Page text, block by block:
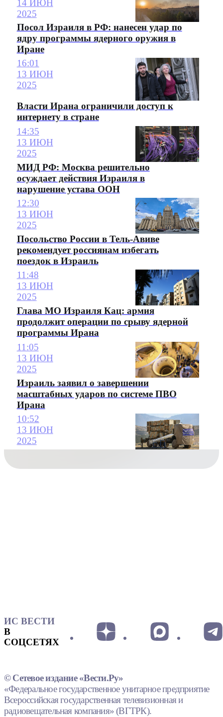
14 ИЮН
2025
Посол Израиля в РФ: нанесен удар по
ядру программы ядерного оружия в
Иране
16:01
13 ИЮН
2025
Власти Ирана ограничили доступ к
интернету в стране
14:35
13 ИЮН
2025
МИД РФ: Москва решительно
осуждает действия Израиля в
нарушение устава ООН
12:30
13 ИЮН
2025
Посольство России в Тель-Авиве
рекомендует россиянам избегать
поездок в Израиль
11:48
13 ИЮН
2025
Глава МО Израиля Кац: армия
продолжит операции по срыву ядерной
программы Ирана
11:05
13 ИЮН
2025
Израиль заявил о завершении
масштабных ударов по системе ПВО
Ирана
10:52
13 ИЮН
2025
ИС ВЕСТИ
В
СОЦСЕТЯХ
© Сетевое издание «Вести.Ру»
«Федеральное государственное унитарное предприятие
Всероссийская государственная телевизионная и
радиовещательная компания» (ВГТРК).